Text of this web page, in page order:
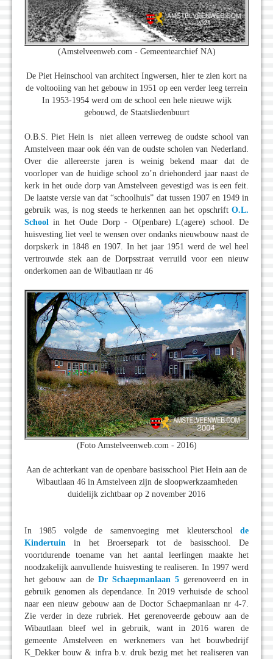
(Amstelveenweb.com - Gemeentearchief NA)
De Piet Heinschool van architect Ingwersen, hier te zien kort na
de voltooiing van het gebouw in 1951 op een verder leeg terrein
In 1953-1954 werd om de school een hele nieuwe wijk
gebouwd, de Staatsliedenbuurt
O.B.S. Piet Hein is niet alleen verreweg de oudste school van
Amstelveen maar ook één van de oudste scholen van Nederland.
Over die allereerste jaren is weinig bekend maar dat de
voorloper van de huidige school zo’n driehonderd jaar naast de
kerk in het oude dorp van Amstelveen gevestigd was is een feit.
De laatste versie van dat “schoolhuis” dat tussen 1907 en 1949 in
gebruik was, is nog steeds te herkennen aan het opschrift O.L.
Schoolin het Oude Dorp - O(penbare) L(agere) school. De
huisvesting liet veel te wensen over ondanks nieuwbouw naast de
dorpskerk in 1848 en 1907. In het jaar 1951 werd de wel heel
vertrouwde stek aan de Dorpsstraat verruild voor een nieuw
onderkomen aan de Wibautlaan nr 46
(Foto Amstelveenweb.com - 2016)
Aan de achterkant van de openbare basisschool Piet Hein aan de
Wibautlaan 46 in Amstelveen zijn de sloopwerkzaamheden
duidelijk zichtbaar op 2 november 2016
In 1985 volgde de samenvoeging met kleuterschool de
Kindertuinin het Broersepark tot de basisschool. De
voortdurende toename van het aantal leerlingen maakte het
noodzakelijk aanvullende huisvesting te realiseren. In 1997 werd
het gebouw aan de Dr Schaepmanlaan 5 gerenoveerd en in
gebruik genomen als dependance. In 2019 verhuisde de school
naar een nieuw gebouw aan de Doctor Schaepmanlaan nr 4-7.
Zie verder in deze rubriek. Het gerenoveerde gebouw aan de
Wibautlaan bleef wel in gebruik, want in 2016 waren de
gemeente Amstelveen en werknemers van het bouwbedrijf
K_Dekker bouw & infra b.v. druk bezig met het realiseren van